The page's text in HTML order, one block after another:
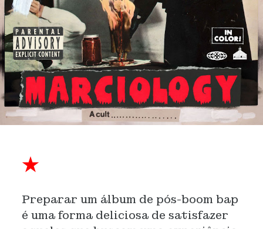
★
Preparar um álbum de pós-boom bap
é uma forma deliciosa de satisfazer